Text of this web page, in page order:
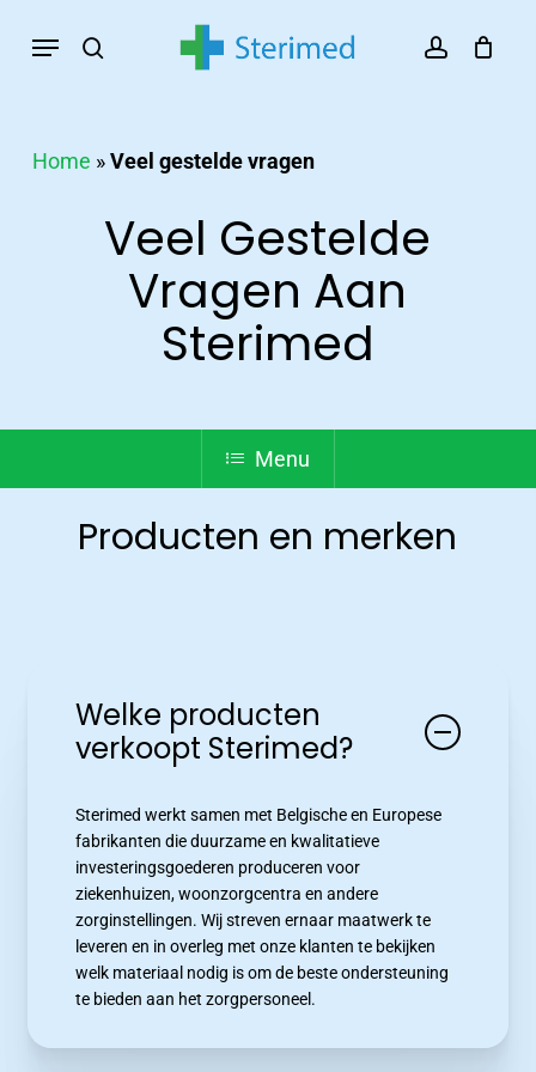
search account
Menu
Home »Veel gestelde vragen
Veel Gestelde
Vragen Aan
Sterimed
Menu
Producten en merken
Welke producten
verkoopt Sterimed?
Sterimed werkt samen met Belgische en Europese
fabrikanten die duurzame en kwalitatieve
investeringsgoederen produceren voor
ziekenhuizen, woonzorgcentra en andere
zorginstellingen. Wij streven ernaar maatwerk te
leveren en in overleg met onze klanten te bekijken
welk materiaal nodig is om de beste ondersteuning
te bieden aan het zorgpersoneel.